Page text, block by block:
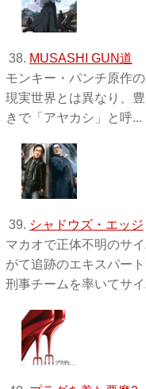
38. MUSASHI GUN道
モンキー・パンチ原作
現実世界とは異なり、
きで「アヤカシ」と呼...
39. シャドウズ・エッジ
マカオで正体不明のサ
がて追跡のエキスパー
刑事チームを率いてサ